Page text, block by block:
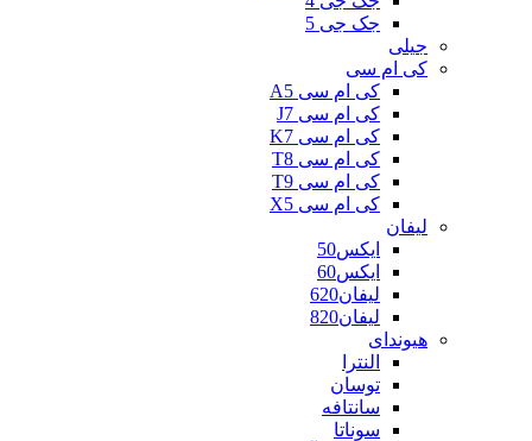
جک جی 5
جیلی
کی ام سی
کی ام سی A5
کی ام سی J7
کی ام سی K7
کی ام سی T8
کی ام سی T9
کی ام سی X5
لیفان
ایکس50
ایکس60
لیفان620
لیفان820
هیوندای
النترا
توسان
سانتافه
سوناتا